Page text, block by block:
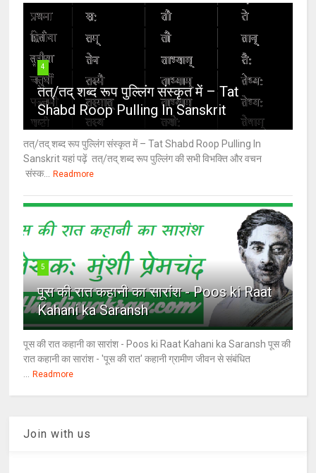
4
तत्/तद् शब्द रूप पुल्लिंग संस्कृत में – Tat
Shabd Roop Pulling In Sanskrit
तत्/तद् शब्द रूप पुल्लिंग संस्कृत में – Tat Shabd Roop Pulling In
Sanskrit यहां पढ़ें तत्/तद् शब्द रूप पुल्लिंग की सभी विभक्ति और वचन
संस्क... Readmore
5
पूस की रात कहानी का सारांश - Poos ki Raat
Kahani ka Saransh
पूस की रात कहानी का सारांश - Poos ki Raat Kahani ka Saransh पूस की
रात कहानी का सारांश - 'पूस की रात' कहानी ग्रामीण जीवन से संबंधित
... Readmore
Join with us